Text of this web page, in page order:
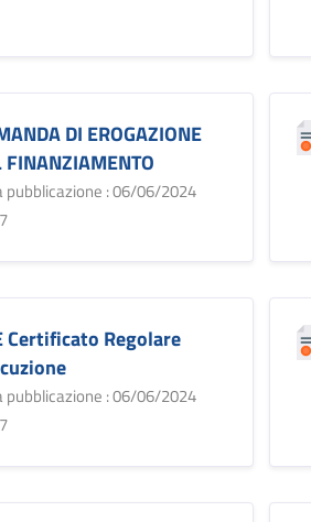
DI EROGAZIONE
FINANZIAMENTO
pubblicazione : 06/06/2024
Certificato Regolare
pubblicazione : 06/06/2024